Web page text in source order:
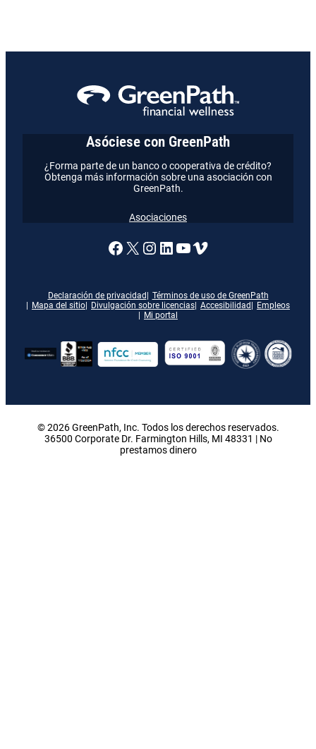
Declaración de privacidad
Términos de uso de GreenPath
Mapa del sitio
Divulgación sobre licencias Accesibilidad
Empleos
Mi portal
Enlace a nuestra página de
X Enlace a nuestra
Enlace a nuestra
Enlace a nuestra
Vimeo
Asóciese con GreenPath
¿Forma parte de un banco o cooperativa de crédito?
Obtenga más información sobre una asociación con
GreenPath.
Asociaciones
© 2026 GreenPath, Inc. Todos los derechos reservados.
36500 Corporate Dr. Farmington Hills, MI 48331 | No
prestamos dinero